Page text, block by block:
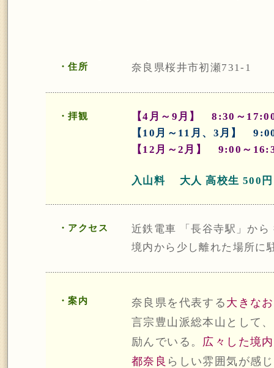
・住所 奈良県桜井市初瀬731-1
・拝観
【4月～9月】 8:30～
【10月～11月、3月】
【12月～2月】 9:00～
入山料 大人 高校生 500
・アクセス
近鉄電車 「長谷寺駅」から
境内から少し離れた場所に
・案内 奈良県を代表する 大きな
言宗豊山派総本山として
励んでいる。 広々した境内
都奈良 らしい雰囲気が感